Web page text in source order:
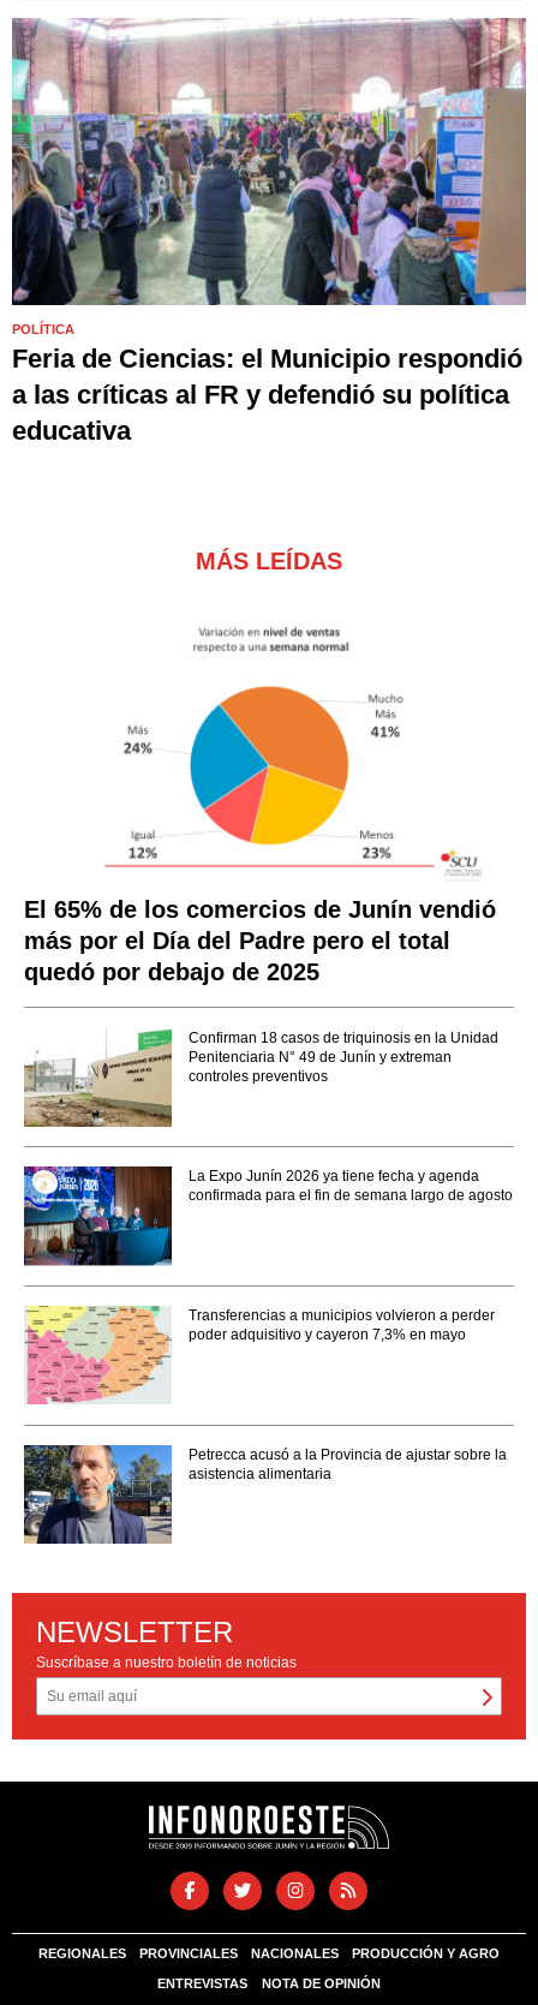
POLÍTICA
Feria de Ciencias: el Municipio respondió
a las críticas al FR y defendió su política
educativa
MÁS LEÍDAS
El 65% de los comercios de Junín vendió
más por el Día del Padre pero el total
quedó por debajo de 2025
Confirman 18 casos de triquinosis en la Unidad
Penitenciaria N° 49 de Junín y extreman
controles preventivos
La Expo Junín 2026 ya tiene fecha y agenda
confirmada para el fin de semana largo de agosto
Transferencias a municipios volvieron a perder
poder adquisitivo y cayeron 7,3% en mayo
Petrecca acusó a la Provincia de ajustar sobre la
asistencia alimentaria
NEWSLETTER
Suscríbase a nuestro boletín de noticias
REGIONALES PROVINCIALES NACIONALES PRODUCCIÓN Y AGRO
ENTREVISTAS NOTA DE OPINIÓN